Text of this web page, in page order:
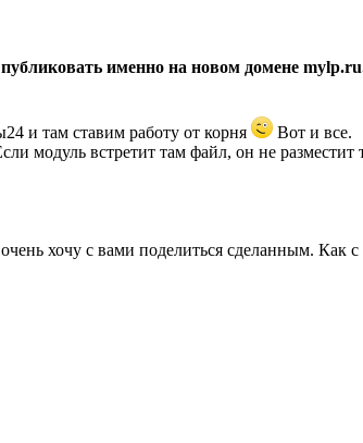
именно на новом домене
и там ставим работу от корня
Вот и все.
модуль встретит там файл, он не
хочу с вами поделиться сделанным. Как с